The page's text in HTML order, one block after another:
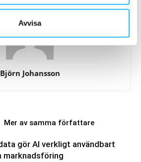
Avvisa
Björn Johansson
Mer av samma författare
gör AI verkligt användbart
marknadsföring